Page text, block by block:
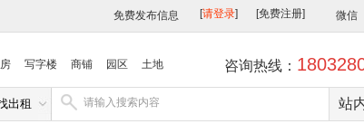
免费发布信息 微信
写字楼 商铺 园区 土地 咨询热线：